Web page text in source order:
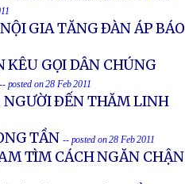
GIA TĂNG ÐÀN ÁP BÁO
KÊU GỌI DÂN CHÚNG
-- posted on 28 Feb 2011
NGƯỜI ÐẾN THĂM LINH
TẦN -- posted on 28 Feb 2011
TÌM CÁCH NGĂN CHẬN